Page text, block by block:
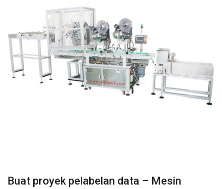
Buat proyek pelabelan data – Mesin